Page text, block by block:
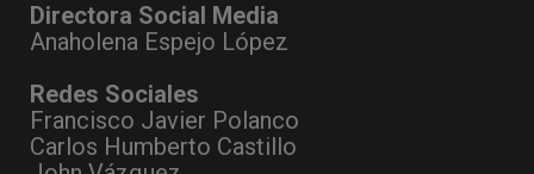
Directora Social Media
Anaholena Espejo López
Redes Sociales
Francisco Javier Polanco
Carlos Humberto Castillo